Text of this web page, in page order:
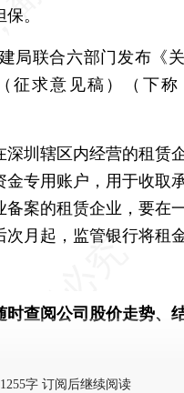
。
联合六部门发布《
征求意见稿）（下称
圳辖区内经营的租赁
专用账户，用于收取
备案的租赁企业，要在
月起，监管银行将租
时查阅公司股价走势、
字 订阅后继续阅读